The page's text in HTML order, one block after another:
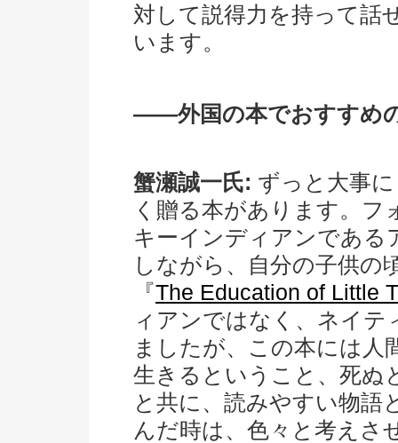
対して説得力を持って話
います。
――外国の本でおすすめ
蟹瀬誠一氏: ずっと大事
く贈る本があります。
キーインディアンである
しながら、自分の子供の
『The Education of Little
ィアンではなく、ネイ
ましたが、この本には人
生きるということ、死ぬ
と共に、読みやすい物語
んだ時は、色々と考えさ